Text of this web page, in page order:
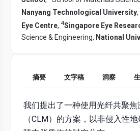
Nanyang Technological University,
Eye Centre, 4Singapore Eye
Science & Engineering, National
摘要 文字稿 洞察
我们提出了一种使用光纤共聚
（CLM）的方案，以非侵入性